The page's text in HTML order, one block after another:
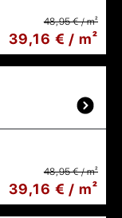
48,95 € / m²
39,16 € / m²
48,95 € / m²
39,16 € / m²